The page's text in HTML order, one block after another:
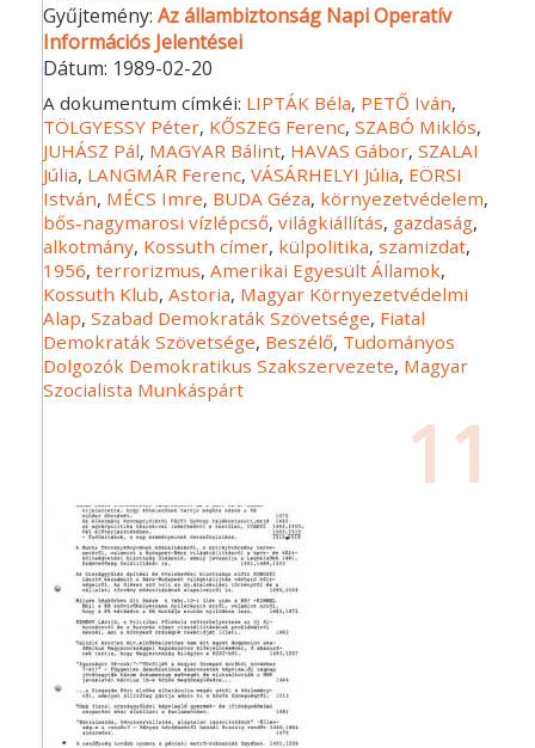
Gyűjtemény:Az állambiztonság Napi Operatív
Információs Jelentései
Dátum: 1989-02-20
A dokumentum címkéi: LIPTÁK Béla, PETŐ Iván,
TÖLGYESSY Péter, KŐSZEG Ferenc,SZABÓ Miklós,
JUHÁSZ Pál, MAGYAR Bálint, HAVAS Gábor,SZALAI
Júlia, LANGMÁR Ferenc,VÁSÁRHELYI Júlia, EÖRSI
István, MÉCS Imre, BUDA Géza, környezetvédelem,
bős-nagymarosi vízlépcső,világkiállítás, gazdaság,
alkotmány, Kossuth címer, külpolitika,szamizdat,
1956,terrorizmus,Amerikai Egyesült Államok,
Kossuth Klub,Astoria, Magyar Környezetvédelmi
Alap,Szabad Demokraták Szövetsége, Fiatal
Demokraták Szövetsége, Beszélő, Tudományos
Dolgozók Demokratikus Szakszervezete, Magyar
Szocialista Munkáspárt
11